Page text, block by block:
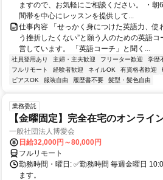
ますので、お気軽にご相談ください。 ・
間帯を中心にレッスンを提供して...
仕事内容 「せっかく身につけた英語力、使
う挫折したくない”と願う人のための英語
営しています。 「英語コーチ」と聞く...
社員登用あり 主婦・主夫歓迎 フリーター歓迎 学歴
フルリモート
経験者歓迎 ネイルOK 有資格者歓迎
ピアスOK
服装自由 履歴書不要 髪型・髪色自由
業務委託
【金曜固定】完全在宅のオンライ
一般社団法人博愛会
日給32,000円～80,000円
フルリモート
勤務時間・曜日: ✅勤務時間 毎週金曜日
ます。